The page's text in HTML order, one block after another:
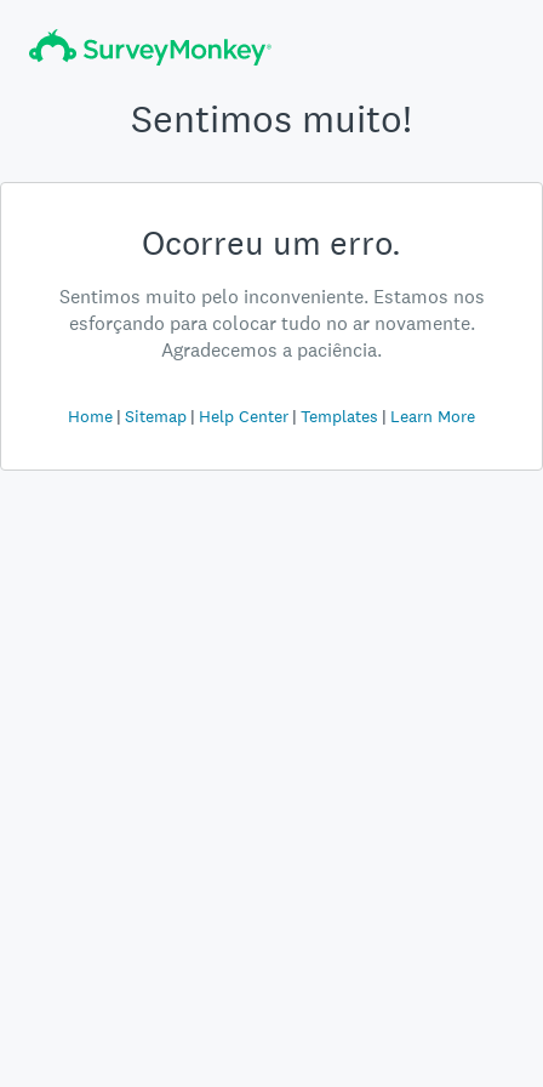
Sentimos muito!
Ocorreu um erro.
Sentimos muito pelo inconveniente. Estamos nos
esforçando para colocar tudo no ar novamente.
Agradecemos a paciência.
Home Sitemap Help Center Templates Learn More